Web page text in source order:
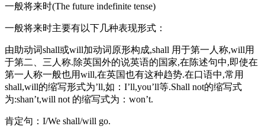
一般将来时(The future indefinite tense)
一般将来时主要有以下几种表现形式：
由助动词shall或will加动词原形构成,shall 用于第一人称,will用
于第二、三人称.除英国外的说英语的国家,在陈述句中,即使在
第一人称一般也用will,在英国也有这种趋势.在口语中,常用
shall,will的缩写形式为’ll,如：I’ll,you’ll等.Shall not的缩写式
为:shan’t,will not 的缩写式为：won’t.
肯定句：I/We shall/will go.